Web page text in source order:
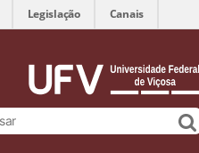
Legislação Canais